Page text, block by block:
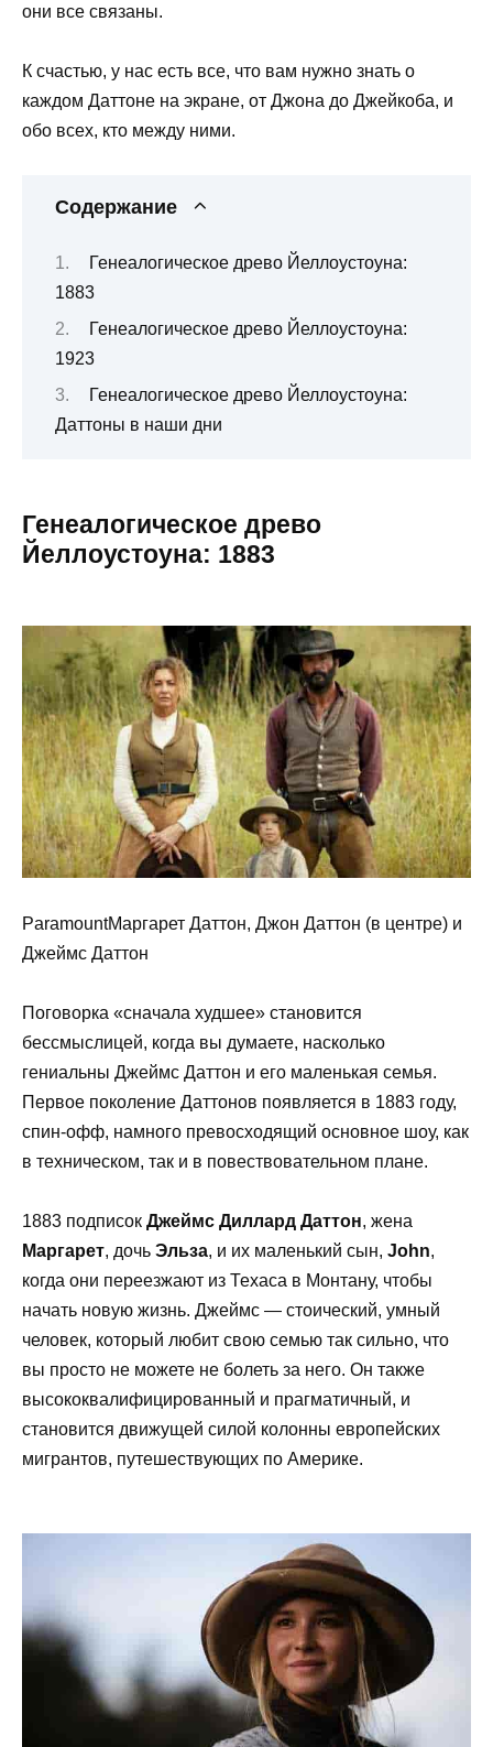
они все связаны.
К счастью, у нас есть все, что вам нужно знать о
каждом Даттоне на экране, от Джона до Джейкоба, и
обо всех, кто между ними.
Содержание
Генеалогическое древо Йеллоустоуна:
1883
Генеалогическое древо Йеллоустоуна:
1923
Генеалогическое древо Йеллоустоуна:
Даттоны в наши дни
Генеалогическое древо
Йеллоустоуна: 1883
ParamountМаргарет Даттон, Джон Даттон (в центре) и
Джеймс Даттон
Поговорка «сначала худшее» становится
бессмыслицей, когда вы думаете, насколько
гениальны Джеймс Даттон и его маленькая семья.
Первое поколение Даттонов появляется в 1883 году,
спин-офф, намного превосходящий основное шоу, как
в техническом, так и в повествовательном плане.
1883 подписок Джеймс Диллард Даттон, жена
Маргарет, дочь Эльза, и их маленький сын, John,
когда они переезжают из Техаса в Монтану, чтобы
начать новую жизнь. Джеймс — стоический, умный
человек, который любит свою семью так сильно, что
вы просто не можете не болеть за него. Он также
высококвалифицированный и прагматичный, и
становится движущей силой колонны европейских
мигрантов, путешествующих по Америке.